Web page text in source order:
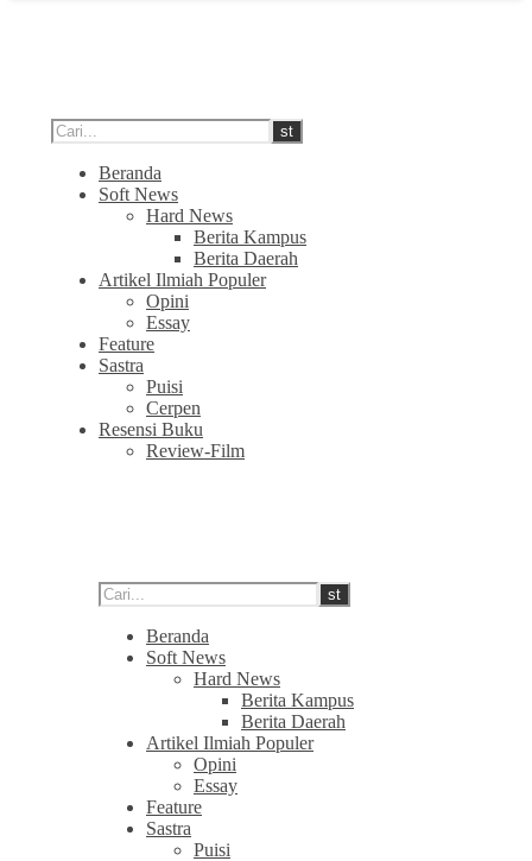
Beranda
Soft News
Hard News
Berita Kampus
Berita Daerah
Artikel Ilmiah Populer
Opini
Essay
Feature
Sastra
Puisi
Cerpen
Resensi Buku
Review-Film
Beranda
Soft News
Hard News
Berita Kampus
Berita Daerah
Artikel Ilmiah Populer
Opini
Essay
Feature
Sastra
Puisi